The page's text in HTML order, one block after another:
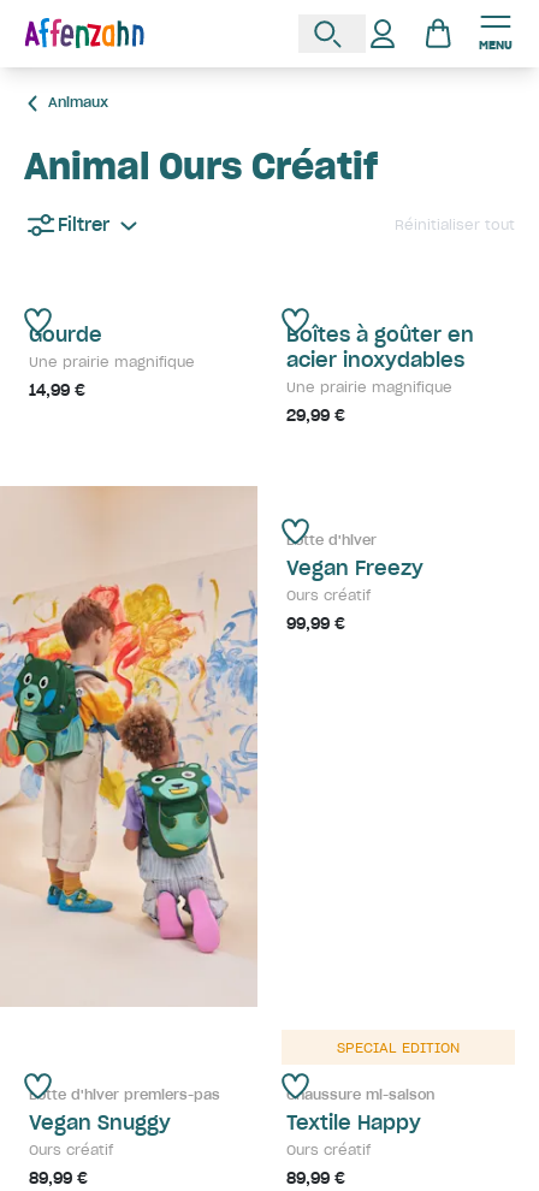
MENU
Animaux
Animal Ours Créatif
Filtrer Réinitialiser tout
Gourde
Une prairie magnifique
14,99 €
Boîtes à goûter en
acier inoxydables
Une prairie magnifique
29,99 €
Botte d'hiver
Vegan Freezy
Ours créatif
99,99 €
Botte d'hiver premiers-pas
Vegan Snuggy
Ours créatif
89,99 €
SPECIAL EDITION
Chaussure mi-saison
Textile Happy
Ours créatif
89,99 €